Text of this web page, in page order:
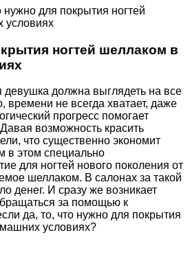
нужно для покрытия ногтей
условиях
ногтей шеллаком в
должна выглядеть на все
времени не всегда хватает, даже
прогресс помогает
возможность красить
что существенно экономит
в этом специально
для ногтей нового поколения от
шеллаком. В салонах за такой
денег. И сразу же возникает
за помощью к
да, то, что нужно для покрытия
условиях?